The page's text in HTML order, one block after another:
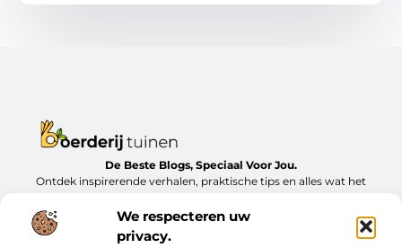
We respecteren uw
privacy.
De Beste Blogs, Speciaal Voor Jou.
Ontdek inspirerende verhalen, praktische tips en alles wat het
Boerderijtuinen.nl.